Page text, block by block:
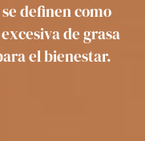
definen como
de grasa
el bienestar.